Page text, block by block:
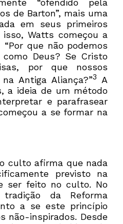
“ofendido pela
de Barton”, mais uma
em seus primeiros
Watts começou a
que não podemos
Deus? Se Cristo
por que nossos
Antiga Aliança?”3
A
a ideia de um método
e parafrasear
a se formar na
culto afirma que nada
previsto na
ser feito no culto. No
da Reforma
a se este princípio
não-inspirados. Desde